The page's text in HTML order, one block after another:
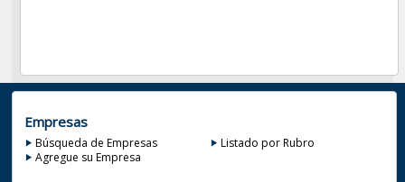
Empresas
Búsqueda de Empresas
Listado por Rubro
Agregue su Empresa